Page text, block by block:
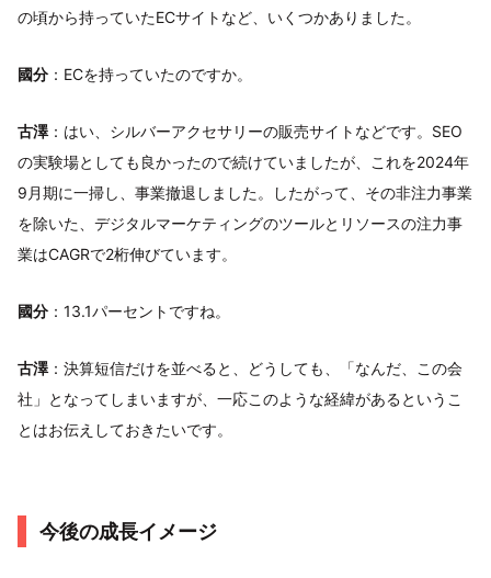
の頃から持っていたECサイトなど、いくつかありました。
國分 ：ECを持っていたのですか。
古澤：はい、シルバーアクセサリーの販売サイトなどです。SEO
の実験場としても良かったので続けていましたが、これを2024年
9月期に一掃し、事業撤退しました。したがって、その非注力事業
を除いた、デジタルマーケティングのツールとリソースの注力事
業はCAGRで2桁伸びています。
國分 ：13.1パーセントですね。
古澤：決算短信だけを並べると、どうしても、「なんだ、この会
社」となってしまいますが、一応このような経緯があるというこ
とはお伝えしておきたいです。
今後の成⻑イメージ